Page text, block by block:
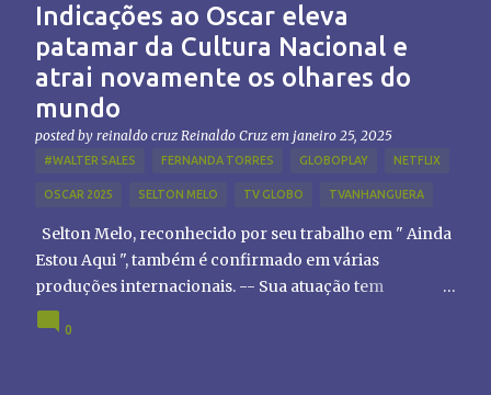
Indicações ao Oscar eleva
patamar da Cultura Nacional e
atrai novamente os olhares do
mundo
posted by reinaldo cruz Reinaldo Cruz em janeiro 25, 2025
#WALTER SALES FERNANDA TORRES GLOBOPLAY NETFLIX
OSCAR 2025 SELTON MELO TV GLOBO TVANHANGUERA
Selton Melo, reconhecido por seu trabalho em " Ainda
Estou Aqui ", também é confirmado em várias
produções internacionais. -- Sua atuação tem
chamado atenção de diretores e produtores fora do
Brasil, abrindo portas para novas oportunidades no
0